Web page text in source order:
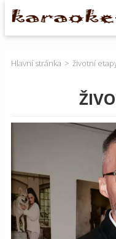
Hlavní stránka
životní